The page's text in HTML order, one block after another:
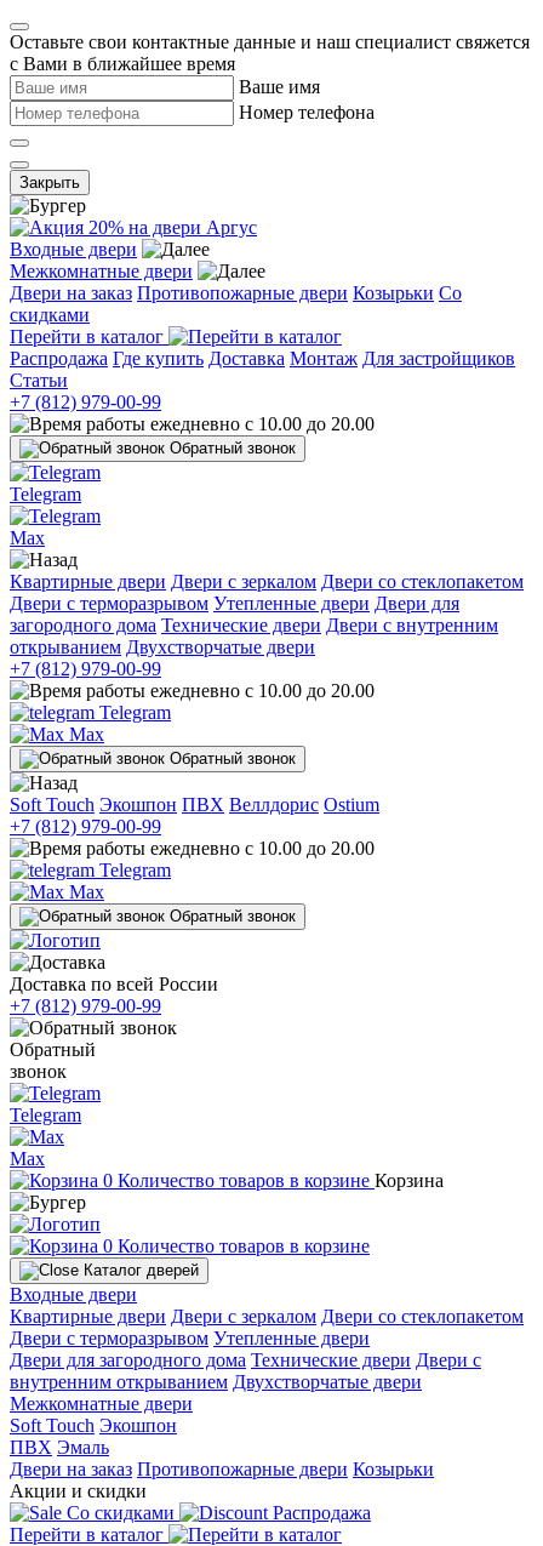
Оставьте свои контактные данные и наш специалист свяжется
с Вами в ближайшее время
Ваше имя
Номер телефона
Закрыть
Входные двери
Межкомнатные двери
Двери на заказ Противопожарные двери Козырьки Со
скидками
Перейти в каталог
Распродажа Где купить Доставка Монтаж Для застройщиков
Статьи
+7 (812) 979-00-99
ежедневно с 10.00 до 20.00
Обратный звонок
Telegram
Max
Квартирные двери Двери с зеркалом Двери со стеклопакетом
Двери с терморазрывом Утепленные двери Двери для
загородного дома Технические двери Двери с внутренним
открыванием Двухстворчатые двери
+7 (812) 979-00-99
ежедневно с 10.00 до 20.00
Telegram
Max
Обратный звонок
Soft Touch Экошпон ПВХ Веллдорис Ostium
+7 (812) 979-00-99
ежедневно с 10.00 до 20.00
Telegram
Max
Обратный звонок
Доставка по всей России
+7 (812) 979-00-99
Обратный
звонок
Telegram
Max
0 Количество товаров в корзине Корзина
0 Количество товаров в корзине
Каталог дверей
Входные двери
Квартирные двери Двери с зеркалом Двери со стеклопакетом
Двери с терморазрывом Утепленные двери
Двери для загородного дома Технические двери Двери с
внутренним открыванием Двухстворчатые двери
Межкомнатные двери
Soft Touch Экошпон
ПВХ Эмаль
Двери на заказ Противопожарные двери Козырьки
Акции и скидки
Со скидками
Распродажа
Перейти в каталог